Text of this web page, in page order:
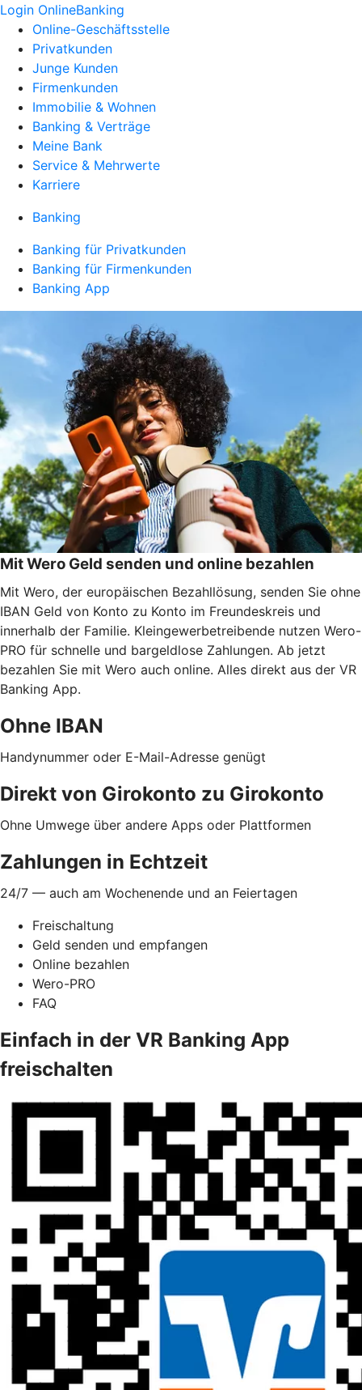
Login OnlineBanking
Online-Geschäftsstelle
Privatkunden
Junge Kunden
Firmenkunden
Immobilie & Wohnen
Banking & Verträge
Meine Bank
Service & Mehrwerte
Karriere
Banking
Banking für Privatkunden
Banking für Firmenkunden
Banking App
Mit Wero Geld senden und online bezahlen
Mit Wero, der europäischen Bezahllösung, senden Sie ohne
IBAN Geld von Konto zu Konto im Freundeskreis und
innerhalb der Familie. Kleingewerbetreibende nutzen Wero-
PRO für schnelle und bargeldlose Zahlungen. Ab jetzt
bezahlen Sie mit Wero auch online. Alles direkt aus der VR
Banking App.
Ohne IBAN
Handynummer oder E-Mail-Adresse genügt
Direkt von Girokonto zu Girokonto
Ohne Umwege über andere Apps oder Plattformen
Zahlungen in Echtzeit
24/7 — auch am Wochenende und an Feiertagen
Freischaltung
Geld senden und empfangen
Online bezahlen
Wero-PRO
FAQ
Einfach in der VR Banking App
freischalten